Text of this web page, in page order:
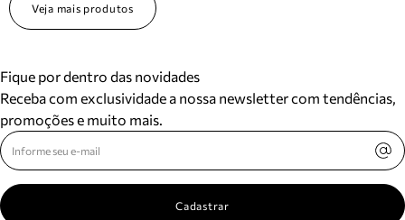
Veja mais produtos
Fique por dentro das novidades
Receba com exclusividade a nossa newsletter com tendências,
promoções e muito mais.
Cadastrar